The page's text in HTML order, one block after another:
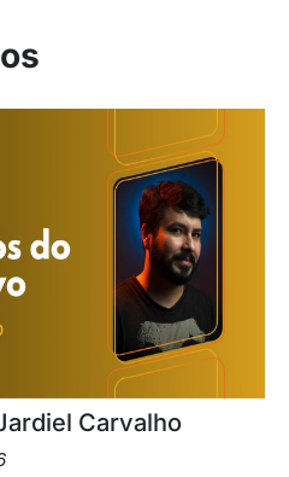
Carvalho